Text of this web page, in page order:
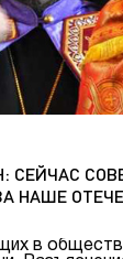
СЕЙЧАС
НАШЕ